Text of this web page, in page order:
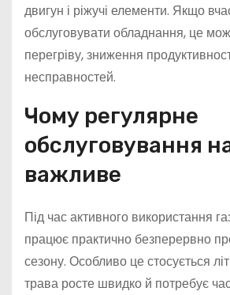
двигун і ріжучі елементи. Якщо
обслуговувати обладнання, це
перегріву, зниження
несправностей.
Чому регулярне
обслуговування
важливе
Під час активного використання
працює практично безперервно
сезону. Особливо це стосується
трава росте швидко й потребує